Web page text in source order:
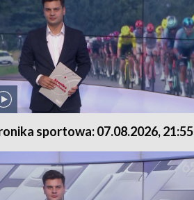
sportowa: 07.08.2026, 21:55